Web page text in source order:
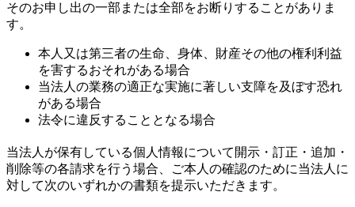
そのお申し出の一部または全部をお断りすることがありま
す。
本人又は第三者の生命、身体、財産その他の権利利益
を害するおそれがある場合
当法人の業務の適正な実施に著しい支障を及ぼす恐れ
がある場合
法令に違反することとなる場合
当法人が保有している個人情報について開示・訂正・追加・
削除等の各請求を行う場合、ご本人の確認のために当法人に
対して次のいずれかの書類を提示いただきます。